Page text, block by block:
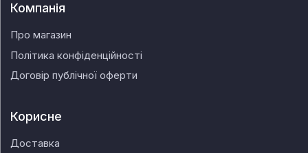
Компанія
Про магазин
Політика конфіденційності
Договір публічної оферти
Корисне
Доставка